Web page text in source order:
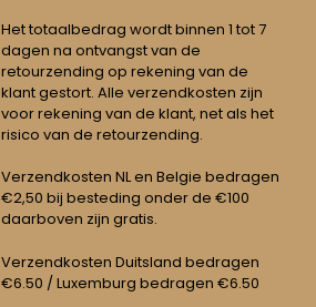
Het totaalbedrag wordt binnen 1 tot 7
dagen na ontvangst van de
retourzending op rekening van de
klant gestort. Alle verzendkosten zijn
voor rekening van de klant, net als het
risico van de retourzending.
Verzendkosten NL en Belgie bedragen
€2,50 bij besteding onder de €100
daarboven zijn gratis.
Verzendkosten Duitsland bedragen
€6.50 / Luxemburg bedragen €6.50